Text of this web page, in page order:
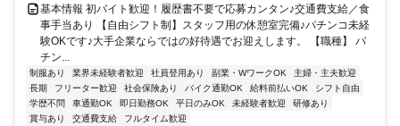
基本情報 初バイト歓迎！履歴書不要で応募カンタン♪交通費支給／食
事手当あり 【自由シフト制】スタッフ用の休憩室完備♪パチンコ未経
験OKです♪大手企業ならではの好待遇でお迎えします。 【職種】 パ
チン...
制服あり 業界未経験者歓迎 社員登用あり 副業・WワークOK
主婦・主夫歓迎
長期
フリーター歓迎 社会保険あり バイク通勤OK 給料前払いOK
シフト自由
学歴不問
車通勤OK 即日勤務OK 平日のみOK 未経験者歓迎
研修あり
賞与あり
交通費支給 フルタイム歓迎